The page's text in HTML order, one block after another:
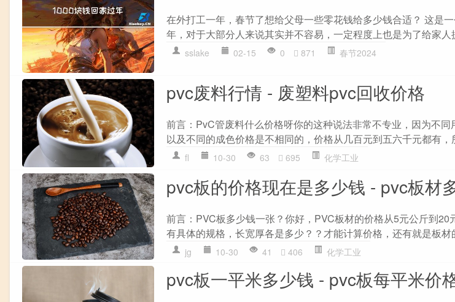
在外打工一年，春节了想给父母一些零花钱给多少钱合适？ 这是
年，对于大部分人来说其实并不容易，一定程度上也是为了给家人
sslake 02-15 0 871 春节2024
pvc废料行情 - 废塑料pvc回收价格
前言：PvC管废料什么价格呀你的这种说法非常不专业，因为不同
以及不同的成色价格是不相同的，价格从几百元到五六千元都有，
fl 10-30 63 695 化学工业
pvc板的价格现在是多少钱 - pvc板材
前言：PVC板多少钱一张？你好，PVC板材的价格从5元公斤到
有具体的规格，长宽厚各是多少？？才能计算价格，还有就是板材
jg 10-30 41 406 化学工业
pvc板一平米多少钱 - pvc板每平米价